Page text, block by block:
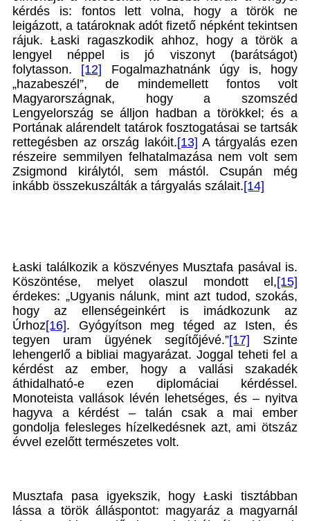
kérdés is: fontos lett volna, hogy a török ne
leigázott, a tatároknak adót fizető népként tekintsen
rájuk. Łaski ragaszkodik ahhoz, hogy a török a
lengyel néppel is jó viszonyt (barátságot)
folytasson. [12]
Fogalmazhatnánk úgy is, hogy
„hazabeszél”, de mindemellett fontos volt
Magyarországnak, hogy a szomszéd
Lengyelország se álljon hadban a törökkel; és a
Portának alárendelt tatárok fosztogatásai se tartsák
rettegésben az ország lakóit.[13] A tárgyalás ezen
részeire semmilyen felhatalmazása nem volt sem
Zsigmond királytól, sem mástól. Csupán még
inkább összekuszálták a tárgyalás szálait.[14]
Łaski találkozik a köszvényes Musztafa pasával is.
Köszöntése, melyet olaszul mondott el,[15]
érdekes: „Ugyanis nálunk, mint azt tudod, szokás,
hogy az ellenségeinkért is imádkozunk az
Úrhoz[16]. Gyógyítson meg téged az Isten, és
tegyen uram ügyének segítőjévé.”[17] Szinte
lehengerlő a bibliai magyarázat. Joggal teheti fel a
kérdést az ember, hogy a vallási szakadék
áthidalható-e ezen diplomáciai kérdéssel.
Monoteista vallások lévén lehetséges, és – nyitva
hagyva a kérdést – talán csak a mai ember
gondolja felesleges hízelkedésnek azt, ami ötszáz
évvel ezelőtt természetes volt.
Musztafa pasa igyekszik, hogy Łaski tisztábban
lássa a török álláspontot: magyaráz a magyarnál